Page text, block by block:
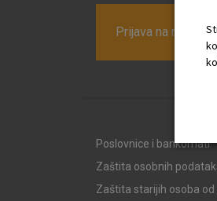
Prijava na
Poslovnice i bankomati
Zaštita osobnih
Zaštita starijih osoba od